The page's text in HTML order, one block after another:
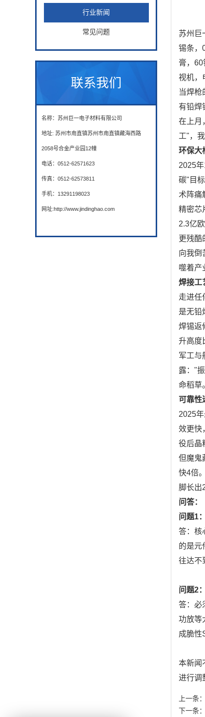
行业新闻
常见问题
联系我们
名称：苏州巨一电子材料有限公司
地址: 苏州市甪直镇苏州市甪直镇藏海西路
2058号合金产业园12幢
电话：0512-62571623
传真：0512-62573811
手机：13291198023
网址:http://www.jindinghao.com
苏州巨
锡条，
膏，
视机，
当焊
有铅焊
在上月
工"，
环保大
2025
碳"目
术阵痛
精密芯
2.3亿欧
更残酷
向我倒
噬着产
焊接工
走进任
是无铅
焊锡返
升高度
军工与
露："
命稻草
可靠性
2025
效更快
役后晶
但魔鬼
快4倍
脚长出
问答：
问题1
答：核
的是元
往达不
问题2
答：必
功放等
成脆性
本新闻
进行调
上一条：
下一条：